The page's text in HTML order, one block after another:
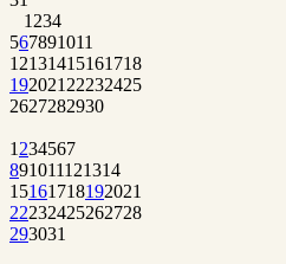
1 234
567891011
12131415161718
192021 22232425
2627282930
1 234567
891011121314
15161718192021
22232425262728
293031